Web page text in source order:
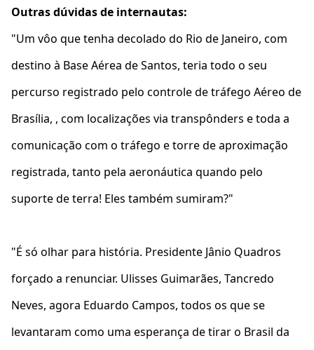
Outras dúvidas de internautas:
"Um vôo que tenha decolado do Rio de Janeiro, com
destino à Base Aérea de Santos, teria todo o seu
percurso registrado pelo controle de tráfego Aéreo de
Brasília, , com localizações via transpônders e toda a
comunicação com o tráfego e torre de aproximação
registrada, tanto pela aeronáutica quando pelo
suporte de terra! Eles também sumiram?"
"É só olhar para história. Presidente Jânio Quadros
forçado a renunciar. Ulisses Guimarães, Tancredo
Neves, agora Eduardo Campos, todos os que se
levantaram como uma esperança de tirar o Brasil da